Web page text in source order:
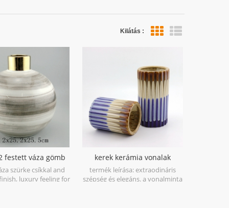
Kilátás :
festett váza gömb
alakú
szürke csíkkal and
luxury feeling for
kerek kerámia vonalak
virágvázával
termék leírása: extraodináris
szépség és elegáns. a vonalminta